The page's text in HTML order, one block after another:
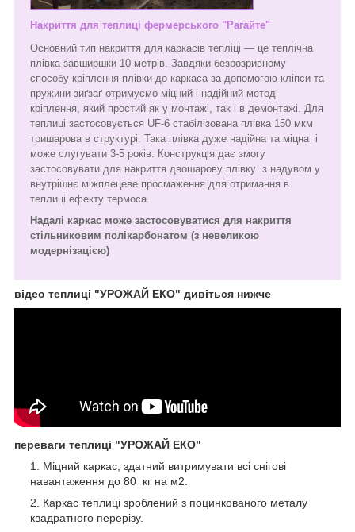
Накриття для теплиці фермерського "Рагайте"
Основний тип накриття для каркасів тепліці — це теплічна
плівка завширшки 10 метрів. Завдяки безрозривному
способу кріплення плівки до каркаса за допомогою кліпси та
пружини зиґзаґ отримуємо міцний і надійний метод
кріплення, який простий як у монтажі, так і в демонтажі. Для
теплиці застосовується UF-6 стабілізована плівка 150 мкм
тришарова в структурі. Така плівка дуже надійна та міцна і
може слугувати 3-5 років. Конструкція дає змогу
застосовувати для накриття двошарову плівку з надувом у
внутрішнє міжплецеве просмаження для отримання в
теплиці ефекту термоса.
Надалі каркас може застосовуватися для накриття
стільниковим полікарбонатом (з невеликою
модернізацією)
відео теплиці "УРОЖАЙ ЕКО" дивіться нижче
переваги теплиці "УРОЖАЙ ЕКО"
Міцний каркас, здатний витримувати всі снігові
навантаження до 80 кг на м2.
Каркас теплиці зроблений з поцинкованого металу
квадратного перерізу.